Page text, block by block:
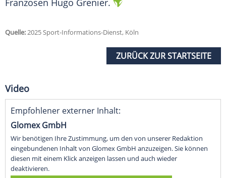
Franzosen Hugo Grenier.
Quelle:2025 Sport-Informations-Dienst, Köln
ZURÜCK ZUR STARTSEITE
Video
Empfohlener externer Inhalt:
Glomex GmbH
Wir benötigen Ihre Zustimmung, um den von unserer Redaktion
eingebundenen Inhalt von Glomex GmbH anzuzeigen. Sie können
diesen mit einem Klick anzeigen lassen und auch wieder
deaktivieren.